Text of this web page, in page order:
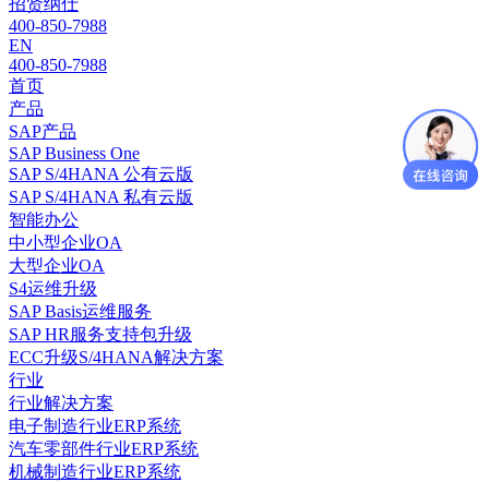
招贤纳仕
400-850-7988
EN
400-850-7988
首页
产品
SAP产品
SAP Business One
SAP S/4HANA 公有云版
SAP S/4HANA 私有云版
智能办公
中小型企业OA
大型企业OA
S4运维升级
SAP Basis运维服务
SAP HR服务支持包升级
ECC升级S/4HANA解决方案
行业
行业解决方案
电子制造行业ERP系统
汽车零部件行业ERP系统
机械制造行业ERP系统